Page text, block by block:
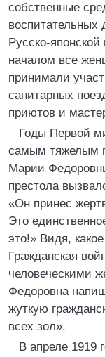
собственные
воспитательных
Русско-
началом все
принимали
санитарных
приютов и
Годы Первой
самым тяжелым
Марии
престола
«Он принес
Это
это!» Видя,
Гражданская
человеческими
Федоровна
жуткую
всех зол».
В апреле 1919